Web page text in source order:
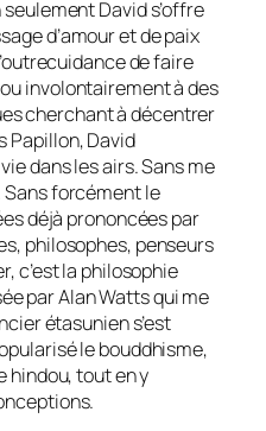
seulement David s’offre
d’amour et de paix
de faire
involontairement à des
cherchant à décentrer
Papillon, David
dans les airs. Sans me
Sans forcément le
déjà prononcées par
philosophes, penseurs
c’est la philosophie
par Alan Watts qui me
étasunien s’est
le bouddhisme,
hindou, tout en y